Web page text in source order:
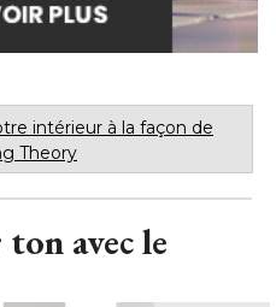
intérieur à la façon de
Theory
avec le